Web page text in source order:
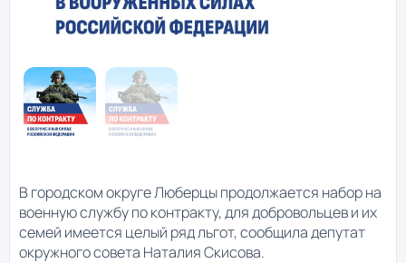
В городском округе Люберцы продолжается набор на
военную службу по контракту, для добровольцев и их
семей имеется целый ряд льгот, сообщила депутат
окружного совета Наталия Скисова.